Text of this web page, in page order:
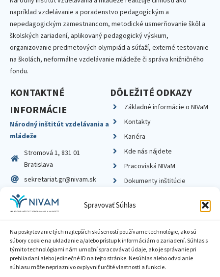
Spravovať Súhlas
Na poskytovanie tých najlepších skúseností používame technológie, ako sú
súbory cookie na ukladanie a/alebo prístup k informáciám o zariadení. Súhlas s
týmito technológiami nám umožní spracovávať údaje, ako je správanie pri
prehliadaní alebo jedinečné ID na tejto stránke. Nesúhlas alebo odvolanie
súhlasu môže nepriaznivo ovplyvniť určité vlastnosti a funkcie.
napríklad vzdelávanie a poradenstvo pedagogickým a
nepedagogickým zamestnancom, metodické usmerňovanie škôl a
školských zariadení, aplikovaný pedagogický výskum,
organizovanie predmetových olympiád a súťaží, externé testovanie
na školách, neformálne vzdelávanie mládeže či správa knižničného
fondu.
KONTAKTNÉ
INFORMÁCIE
Národný inštitút vzdelávania a
mládeže
Stromová 1, 831 01
Bratislava
sekretariat.gr@nivam.sk
IČO: 00164348
DIČ: 2020798714
DÔLEŽITÉ ODKAZY
Základné informácie o NIVaM
Kontakty
Kariéra
Kde nás nájdete
Pracoviská NIVaM
Dokumenty inštitúcie
Zásady ochrany súkromia